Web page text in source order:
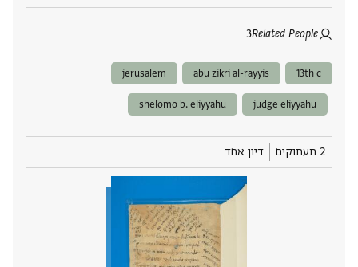
Related People
3
13th c
abu zikri al-rayyis
jerusalem
judge eliyyahu
shelomo b. eliyyahu
2 תעתוקים דיון אחד